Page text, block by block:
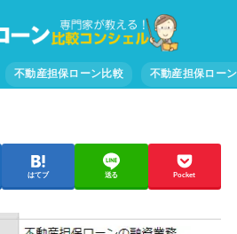
不動産担保ローン比較 不動産担保ロー
はてブ 送る Pocket